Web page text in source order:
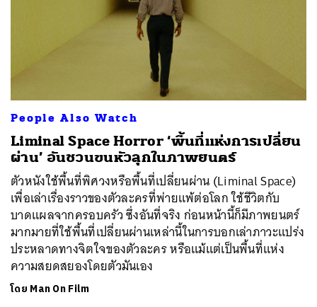
People Also Watch
Liminal Space Horror ‘พื้นที่แห่งการเปลี่ยน
ผ่าน’ อันชวนขนหัวลุกในภาพยนตร์
ตัวหนังใช้พื้นที่พิศวงหรือพื้นที่เปลี่ยนผ่าน (Liminal Space)
เพื่อเล่าเรื่องราวของตัวละครที่พ่ายแพ้ต่อโลก ใช้ชีวิตกับ
บาดแผลจากครอบครัว ซึ่งอันที่จริง ก่อนหน้านี้ก็มีภาพยนตร์
มากมายที่ใช้พื้นที่เปลี่ยนผ่านเหล่านี้ในการบอกเล่าภาวะแปร่ง
ประหลาดทางจิตใจของตัวละคร หรือแม้แต่เป็นพื้นที่แห่ง
ความสยดสยองโดยตัวมันเอง
โดย Man On Film